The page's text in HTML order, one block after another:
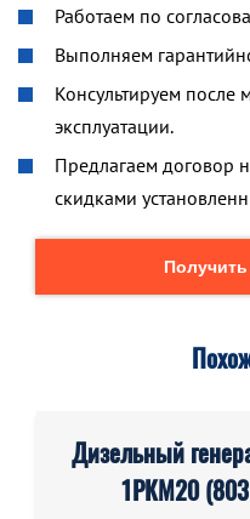
Работаем по
Выполняем
Консультируем
эксплуатации.
Предлагаем договор
скидками
Дизельный
1РКМ20